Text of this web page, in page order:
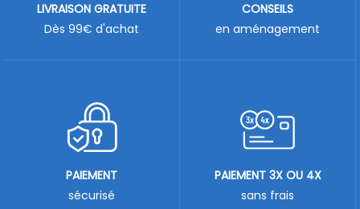
LIVRAISON GRATUITE
Dès 99€ d'achat
CONSEILS
en aménagement
PAIEMENT
sécurisé
PAIEMENT 3X OU 4X
sans frais